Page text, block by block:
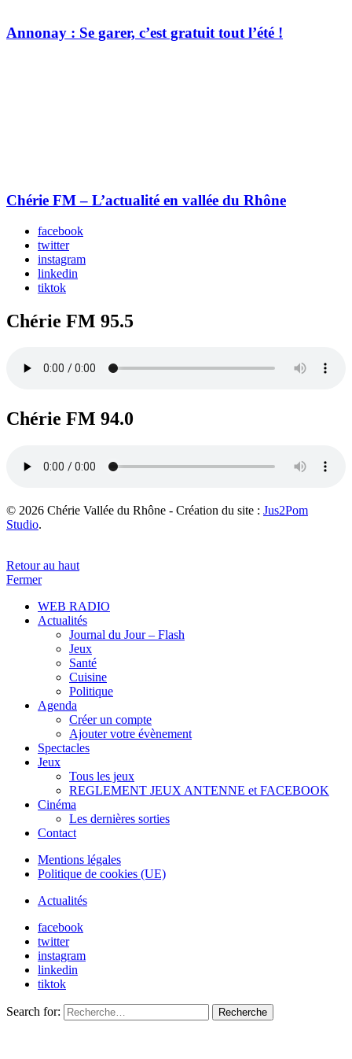
Annonay : Se garer, c’est gratuit tout l’été !
Chérie FM – L’actualité en vallée du Rhône
facebook
twitter
instagram
linkedin
tiktok
Chérie FM 95.5
Chérie FM 94.0
© 2026 Chérie Vallée du Rhône - Création du site : Jus2Pom
Studio.
Retour au haut
Fermer
WEB RADIO
Actualités
Journal du Jour – Flash
Jeux
Santé
Cuisine
Politique
Agenda
Créer un compte
Ajouter votre évènement
Spectacles
Jeux
Tous les jeux
REGLEMENT JEUX ANTENNE et FACEBOOK
Cinéma
Les dernières sorties
Contact
Mentions légales
Politique de cookies (UE)
Actualités
facebook
twitter
instagram
linkedin
tiktok
Search for: Recherche